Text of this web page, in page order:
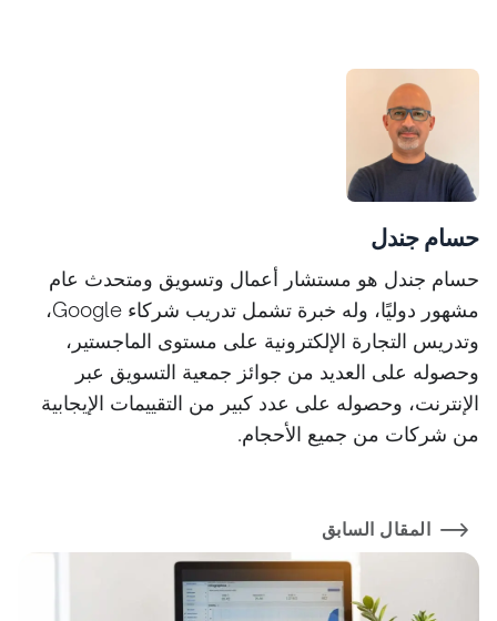
حسام جندل
حسام جندل هو مستشار أعمال وتسويق ومتحدث عام
مشهور دوليًا، وله خبرة تشمل تدريب شركاء Google،
وتدريس التجارة الإلكترونية على مستوى الماجستير،
وحصوله على العديد من جوائز جمعية التسويق عبر
الإنترنت، وحصوله على عدد كبير من التقييمات الإيجابية
من شركات من جميع الأحجام.
المقال السابق